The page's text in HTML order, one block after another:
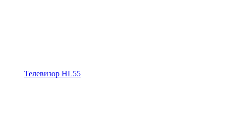
Телевизор HL55